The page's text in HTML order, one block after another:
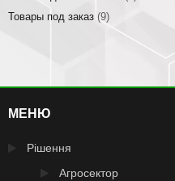
Товары под заказ (9)
МЕНЮ
Рішення
Агросектор